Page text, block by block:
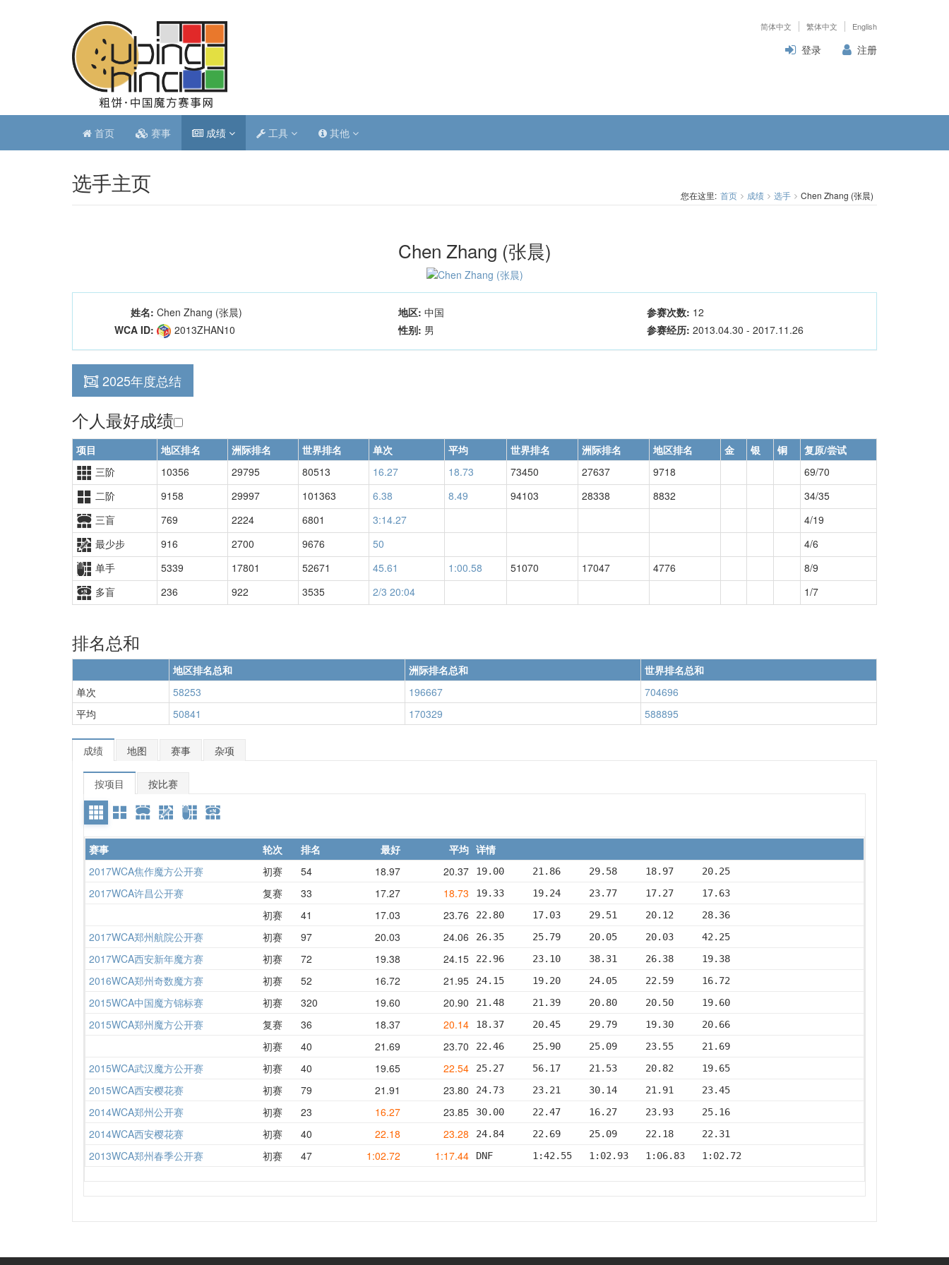
简体中文 繁体中文 English
登录 注册
首页 赛事 成绩 工具 其他
选手主页 您在这里: 首页 成绩 选手 Chen Zhang (张晨)
Chen Zhang (张晨)
姓名: Chen Zhang (张晨) 地区: 中国 参赛次数: 12
WCA ID:
2013ZHAN10 性别: 男 参赛经历: 2013.04.30 - 2017.11.26
2025年度总结
个人最好成绩
项目 地区排名 洲际排名 世界排名 单次 平均 世界排名 洲际排名 地区排名 金 银 铜
复原/尝试
三阶
10356 29795 80513 16.27 18.73 73450 27637 9718
69/70
二阶
9158 29997 101363 6.38 8.49 94103 28338 8832
34/35
三盲
769 2224 6801 3:14.27
4/19
最少步
916 2700 9676 50
4/6
单手
5339 17801 52671 45.61 1:00.58 51070 17047 4776
8/9
多盲
236 922 3535 2/3 20:04 1/7
排名总和
地区排名总和 洲际排名总和
世界排名总和
单次
58253 196667
704696
平均
50841 170329 588895
成绩 地图 赛事 杂项
按项目 按比赛
赛事 轮次 排名 最好 平均 详情
2017WCA焦作魔方公开赛
初赛 54 18.97 20.37 19.00     21.86     29.58     18.97     20.25
2017WCA许昌公开赛 复赛 33 17.27 18.73 19.33     19.24     23.77     17.27     17.63
初赛 41 17.03 23.76 22.80     17.03     29.51     20.12     28.36
2017WCA郑州航院公开赛 初赛 97 20.03 24.06 26.35     25.79     20.05     20.03     42.25
2017WCA西安新年魔方赛 初赛 72 19.38 24.15 22.96     23.10     38.31     26.38     19.38
2016WCA郑州奇数魔方赛 初赛 52 16.72 21.95 24.15     19.20     24.05     22.59     16.72
2015WCA中国魔方锦标赛 初赛 320 19.60 20.90 21.48     21.39     20.80     20.50     19.60
2015WCA郑州魔方公开赛 复赛 36 18.37 20.14 18.37     20.45     29.79     19.30     20.66
初赛 40 21.69 23.70 22.46     25.90     25.09     23.55     21.69
2015WCA武汉魔方公开赛 初赛 40 19.65 22.54 25.27     56.17     21.53     20.82     19.65
2015WCA西安樱花赛 初赛 79 21.91 23.80 24.73     23.21     30.14     21.91     23.45
2014WCA郑州公开赛 初赛 23 16.27 23.85 30.00     22.47     16.27     23.93     25.16
2014WCA西安樱花赛 初赛 40 22.18 23.28 24.84     22.69     25.09     22.18     22.31
2013WCA郑州春季公开赛 初赛 47 1:02.72 1:17.44 DNF       1:42.55   1:02.93   1:06.83   1:02.72